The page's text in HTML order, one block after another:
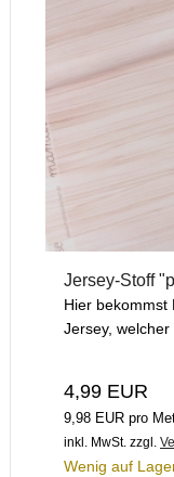
Jersey-Stoff
Hier bekommst
Jersey, welcher
4,99 EUR
9,98 EUR pro
inkl. MwSt. zzgl.
Wenig auf